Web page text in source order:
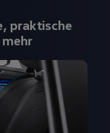
praktische